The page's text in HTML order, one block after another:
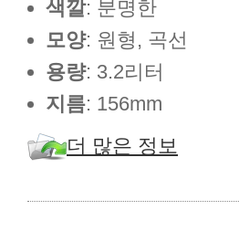
색깔: 분명한
모양: 원형, 곡선
용량: 3.2리터
지름: 156mm
더 많은 정보